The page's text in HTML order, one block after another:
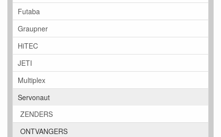
Futaba
Graupner
HiTEC
JETI
Multiplex
Servonaut
ZENDERS
ONTVANGERS